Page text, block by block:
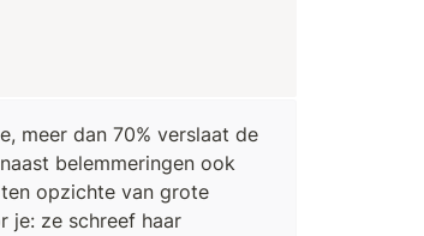
meer dan 70% verslaat de
belemmeringen ook
opzichte van grote
je: ze schreef haar